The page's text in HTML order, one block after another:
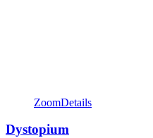
ZoomDetails
Dystopium